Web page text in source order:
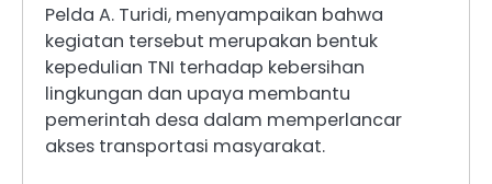
Pelda A. Turidi, menyampaikan bahwa
kegiatan tersebut merupakan bentuk
kepedulian TNI terhadap kebersihan
lingkungan dan upaya membantu
pemerintah desa dalam memperlancar
akses transportasi masyarakat.